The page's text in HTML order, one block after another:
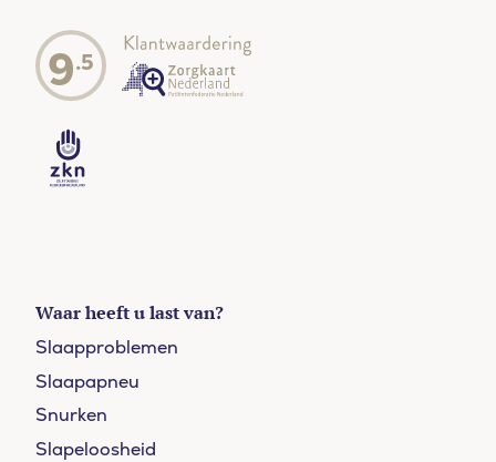
9.5
Waar heeft u last van?
Slaapproblemen
Slaapapneu
Snurken
Slapeloosheid